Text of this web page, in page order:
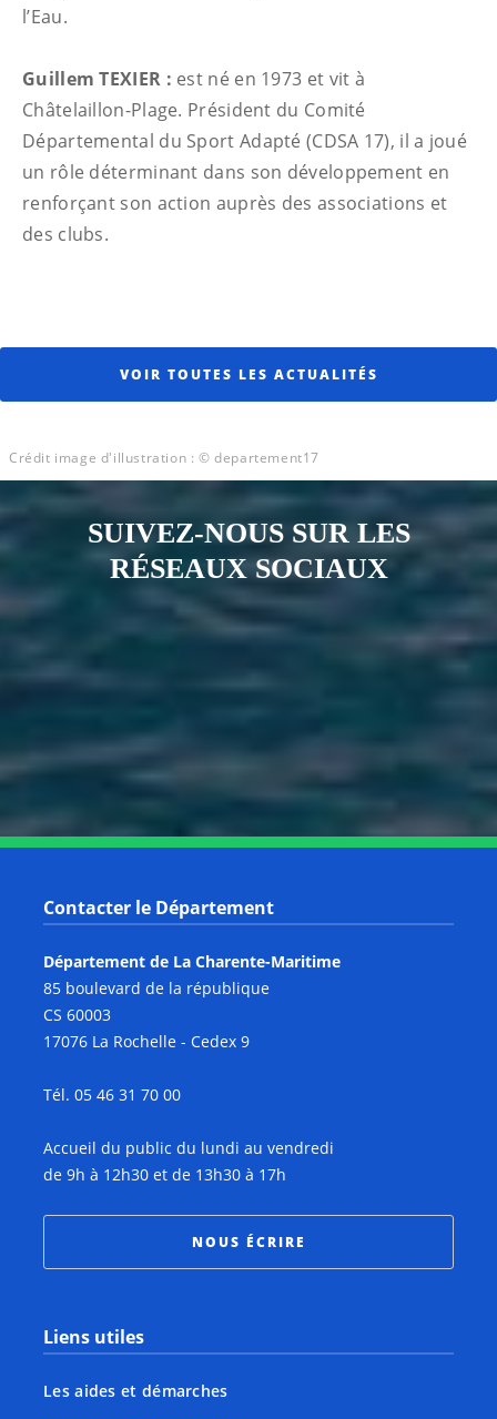
l’Eau.
Guillem TEXIER : est né en 1973 et vit à
Châtelaillon-Plage. Président du Comité
Départemental du Sport Adapté (CDSA 17), il a joué
un rôle déterminant dans son développement en
renforçant son action auprès des associations et
des clubs.
VOIR TOUTES LES ACTUALITÉS
Crédit image d'illustration : © departement17
SUIVEZ-NOUS SUR LES
RÉSEAUX SOCIAUX
Notre page Tiktok
Notre page
Contacter le Département
Département de La Charente-Maritime
85 boulevard de la république
CS 60003
17076 La Rochelle - Cedex 9
Tél. 05 46 31 70 00
Accueil du public du lundi au vendredi
de 9h à 12h30 et de 13h30 à 17h
NOUS ÉCRIRE
Liens utiles
Les aides et démarches